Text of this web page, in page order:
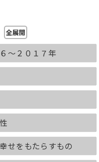
戦術を研究し、膨大な鑑定例
物理科学の手法をとり入れて
ものです。さらに、宇彦氏の
御射山令元氏（本書著者）に
展・体系化されました。運命
大成ともいえる0学占いは、
まざまな有名占いの“元”とな
表の特許を国に認可された、
稀有な占術で、政財界から厚
～2017年の運勢を収録
運、仕事運、健康運、恋愛
ダー（2016年10月～2017
運・日運）
全展開
～２０１７年
をもたらすもの